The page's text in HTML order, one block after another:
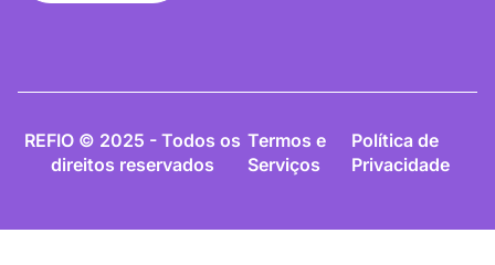
REFIO © 2025 - Todos os
direitos reservados
Termos e
Serviços
Política de
Privacidade